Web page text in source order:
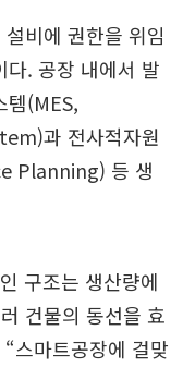
비에 권한을 위임
다. 공장 내에서 발
템(MES,
과 전사적자원
Planning) 등 생
구조는 생산량에
건물의 동선을 효
스마트공장에 걸맞